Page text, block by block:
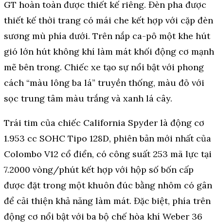
GT hoàn toàn được thiết kế riêng. Đèn pha được
thiết kế thời trang có mái che kết hợp với cặp đèn
sương mù phía dưới. Trên nắp ca-pô một khe hút
gió lớn hút không khí làm mát khối động cơ mạnh
mẽ bên trong. Chiếc xe tạo sự nổi bật với phong
cách “màu lông ba lá” truyền thống, màu đỏ với
sọc trung tâm màu trắng và xanh lá cây.
Trái tim của chiếc California Spyder là động cơ
1.953 cc SOHC Tipo 128D, phiên bản mới nhất của
Colombo V12 cổ điển, có công suất 253 mã lực tại
7.2000 vòng/phút kết hợp với hộp số bốn cấp
được đặt trong một khuôn đúc bằng nhôm có gân
để cải thiện khả năng làm mát. Đặc biệt, phía trên
động cơ nổi bật với ba bộ chế hòa khí Weber 36